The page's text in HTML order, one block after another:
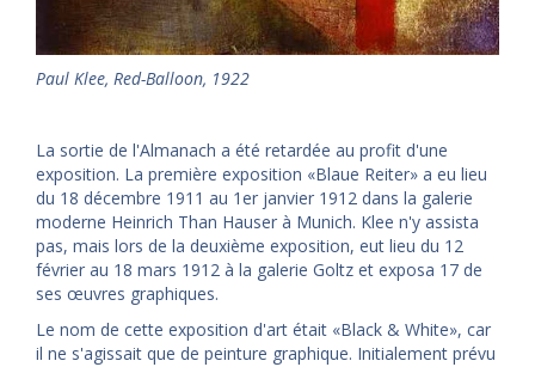
Paul Klee, Red-Balloon, 1922
La sortie de l'Almanach a été retardée au profit d'une
exposition. La première exposition «Blaue Reiter» a eu lieu
du 18 décembre 1911 au 1er janvier 1912 dans la galerie
moderne Heinrich Than Hauser à Munich. Klee n'y assista
pas, mais lors de la deuxième exposition, eut lieu du 12
février au 18 mars 1912 à la galerie Goltz et exposa 17 de
ses œuvres graphiques.
Le nom de cette exposition d'art était «Black & White», car
il ne s'agissait que de peinture graphique. Initialement prévu